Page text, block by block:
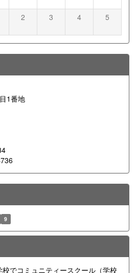
2 3 4 5
1番地
9
でコミュニティースクール（学校